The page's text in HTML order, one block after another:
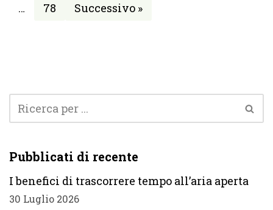
…
78 Successivo »
Pubblicati di recente
I benefici di trascorrere tempo all’aria aperta
30 Luglio 2026